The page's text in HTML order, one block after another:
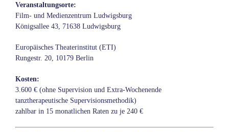
Veranstaltungsorte:
Film- und Medienzentrum Ludwigsburg
Königsallee 43, 71638 Ludwigsburg
Europäisches Theaterinstitut (ETI)
Rungestr. 20, 10179 Berlin
Kosten:
3.600 € (ohne Supervision und Extra-Wochenende
tanztherapeutische Supervisionsmethodik)
zahlbar in 15 monatlichen Raten zu je 240 €